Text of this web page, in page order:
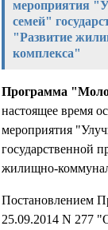
мероприятия
семей"
"Развитие
комплекса"
Программа
настоящее время
мероприятия
государственной
жилищно-
Постановлением
25.09.2014 N 277